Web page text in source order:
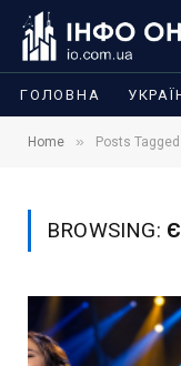
ГОЛОВНА
Home » Posts
BROWSING: